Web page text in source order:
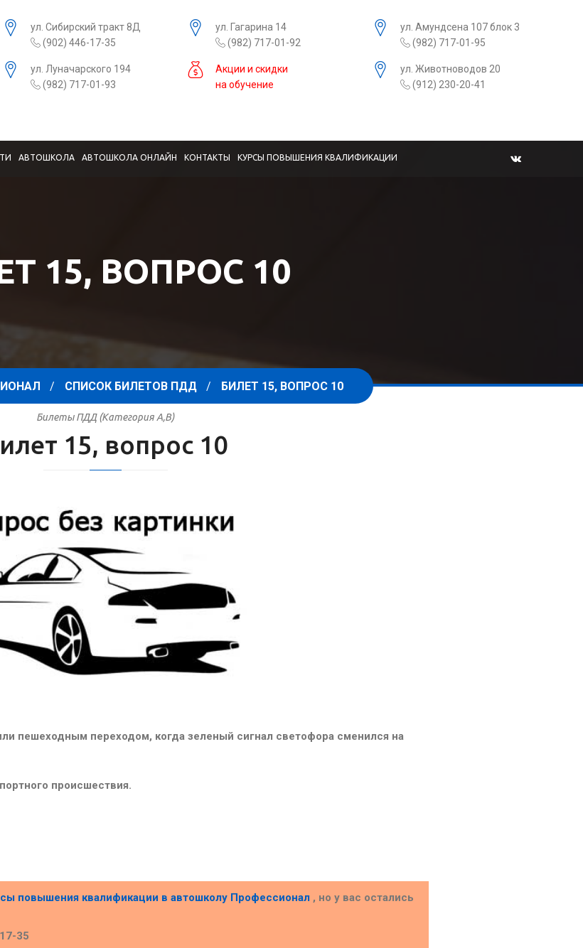
ул. Сибирский тракт 8Д
(902) 446-17-35
ул. Гагарина 14
(982) 717-01-92
ул. Амундсена 107 блок 3
(982) 717-01-95
ул. Луначарского 194
(982) 717-01-93
Акции и скидки
на обучение
ул. Животноводов 20
(912) 230-20-41
АВТОШКОЛА АВТОШКОЛА ОНЛАЙН КОНТАКТЫ КУРСЫ ПОВЫШЕНИЯ КВАЛИФИКАЦИИ
15, ВОПРОС 10
СПИСОК БИЛЕТОВ ПДД БИЛЕТ 15, ВОПРОС 10
Билеты ПДД (Категория A,B)
15, вопрос 10
пешеходным переходом, когда зеленый сигнал светофора сменился на
происшествия.
повышения квалификации в автошколу Профессионал , но у вас остались
35